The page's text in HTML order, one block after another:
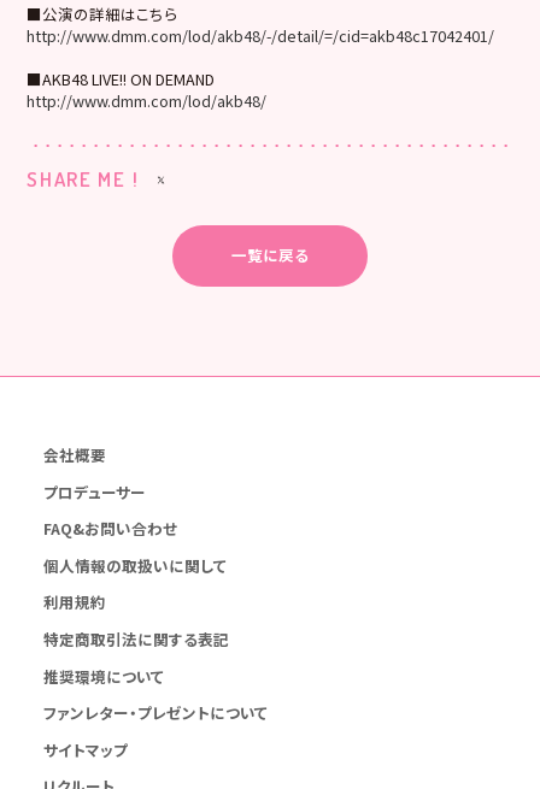
■公演の詳細はこちら
http://www.dmm.com/lod/akb48/-/detail/=/cid=akb48c17042401/
■AKB48 LIVE!! ON DEMAND
http://www.dmm.com/lod/akb48/
SHARE ME !
一覧に戻る
会社概要
プロデューサー
FAQ&お問い合わせ
個人情報の取扱いに関して
利用規約
特定商取引法に関する表記
推奨環境について
ファンレター・プレゼントについて
サイトマップ